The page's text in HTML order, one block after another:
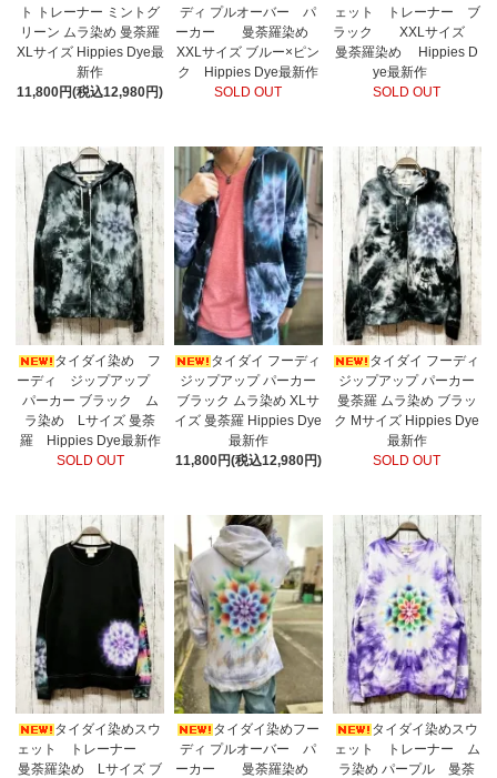
ト トレーナー ミントグ
リーン ムラ染め 曼荼羅
XLサイズ Hippies Dye最
新作
11,800円(税込12,980円)
ディ プルオーバー パ
ーカー 曼荼羅染め
XXLサイズ ブルー×ピン
ク Hippies Dye最新作
SOLD OUT
ェット トレーナー ブ
ラック XXLサイズ
曼荼羅染め Hippies D
ye最新作
SOLD OUT
タイダイ染め フ
ーディ ジップアップ
パーカー ブラック ム
ラ染め Lサイズ 曼荼
羅 Hippies Dye最新作
SOLD OUT
タイダイ フーディ
ジップアップ パーカー
ブラック ムラ染め XLサ
イズ 曼荼羅 Hippies Dye
最新作
11,800円(税込12,980円)
タイダイ フーディ
ジップアップ パーカー
曼荼羅 ムラ染め ブラッ
ク Mサイズ Hippies Dye
最新作
SOLD OUT
タイダイ染めスウ
ェット トレーナー
曼荼羅染め Lサイズ ブ
タイダイ染めフー
ディ プルオーバー パ
ーカー 曼荼羅染め
タイダイ染めスウ
ェット トレーナー ム
ラ染め パープル 曼荼